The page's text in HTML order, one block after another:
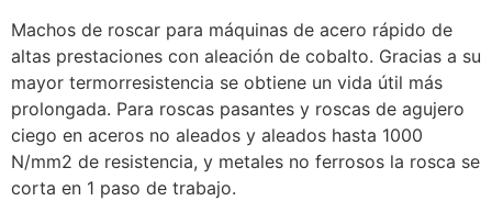
Machos de roscar para máquinas de acero rápido de
altas prestaciones con aleación de cobalto. Gracias a su
mayor termorresistencia se obtiene un vida útil más
prolongada. Para roscas pasantes y roscas de agujero
ciego en aceros no aleados y aleados hasta 1000
N/mm2 de resistencia, y metales no ferrosos la rosca se
corta en 1 paso de trabajo.